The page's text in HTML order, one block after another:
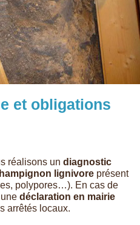
et obligations
réalisons un diagnostic
lignivore présent
polypores…). En cas de
déclaration en mairie
arrêtés locaux.